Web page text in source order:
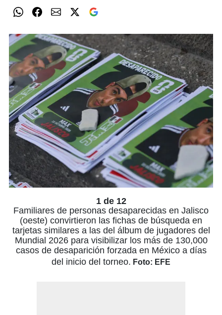
1 de 12
Familiares de personas desaparecidas en Jalisco
(oeste) convirtieron las fichas de búsqueda en
tarjetas similares a las del álbum de jugadores del
Mundial 2026 para visibilizar los más de 130,000
casos de desaparición forzada en México a días
del inicio del torneo. Foto: EFE